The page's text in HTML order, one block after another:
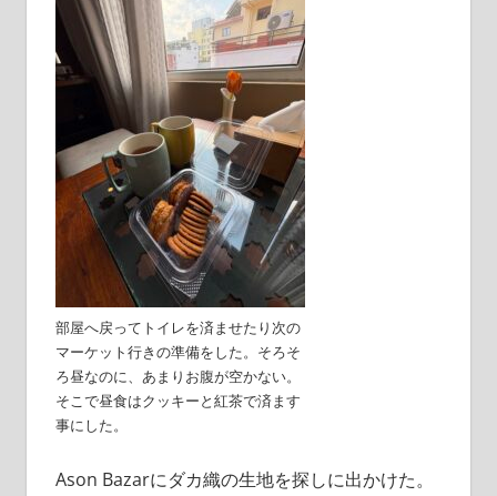
部屋へ戻ってトイレを済ませたり次の
マーケット行きの準備をした。そろそ
ろ昼なのに、あまりお腹が空かない。
そこで昼食はクッキーと紅茶で済ます
事にした。
Ason Bazarにダカ織の生地を探しに出かけた。